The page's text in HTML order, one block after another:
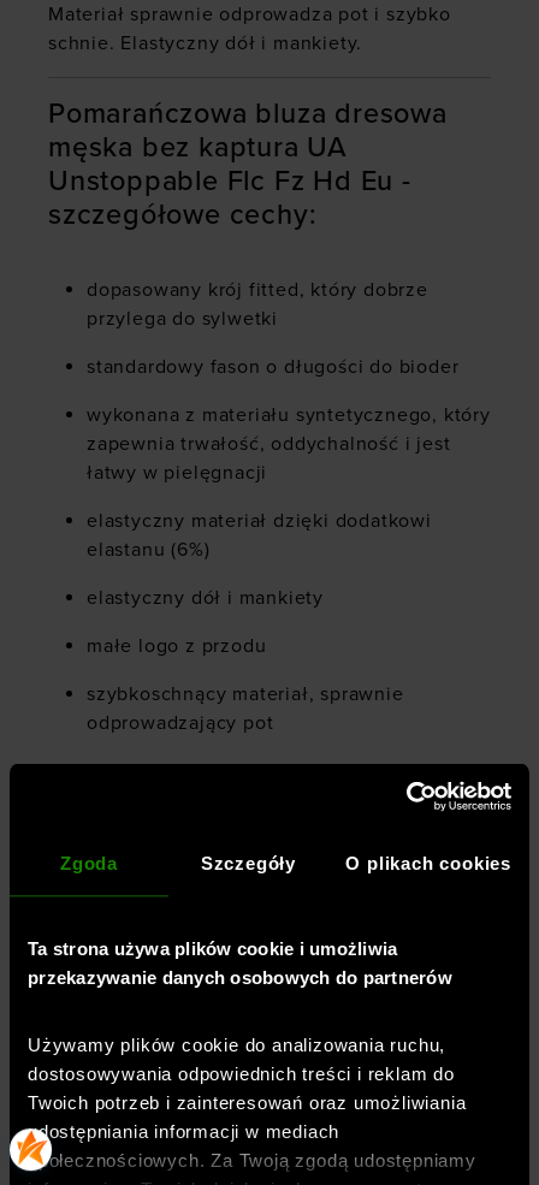
Zgoda Szczegóły O plikach cookies
Ta strona używa plików cookie i umożliwia
przekazywanie danych osobowych do partnerów
Używamy plików cookie do analizowania ruchu,
dostosowywania odpowiednich treści i reklam do
Twoich potrzeb i zainteresowań oraz umożliwiania
udostępniania informacji w mediach
społecznościowych. Za Twoją zgodą udostępniamy
Materiał sprawnie odprowadza pot i szybko
schnie. Elastyczny dół i mankiety.
Pomarańczowa bluza dresowa
męska bez kaptura UA
Unstoppable Flc Fz Hd Eu -
szczegółowe cechy:
dopasowany krój fitted, który dobrze
przylega do sylwetki
standardowy fason o długości do bioder
wykonana z materiału syntetycznego, który
zapewnia trwałość, oddychalność i jest
łatwy w pielęgnacji
elastyczny materiał dzięki dodatkowi
elastanu (6%)
elastyczny dół i mankiety
małe logo z przodu
szybkoschnący materiał, sprawnie
odprowadzający pot
elastyczny materiał 4Way Stretch
swobodnie rozciąga się we wszystkich
zapinane na zamek kieszenie boczne
raglanowe rękawy
Płeć: mężczyzna
Przeznaczenie: sportstyle